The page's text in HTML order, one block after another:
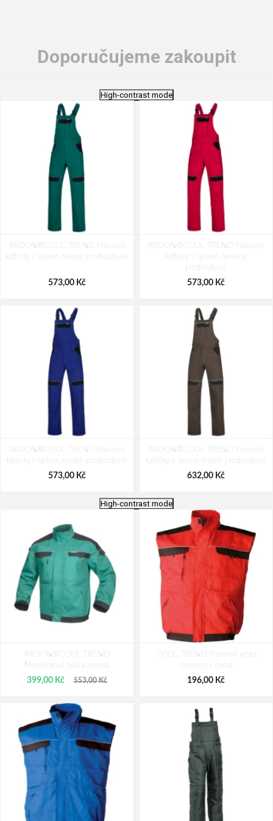
Doporučujeme zakoupit
High-contrast mode
ARDON®COOL TREND Pracovní
kalhoty s laclem zelené prodloužené
573,00 Kč
ARDON®COOL TREND Pracovní
kalhoty s laclem červené
prodloužené
573,00 Kč
ARDON®COOL TREND Pracovní
kalhoty s laclem modré prodloužené
573,00 Kč
ARDON®COOL TREND Pracovní
kalhoty s laclem hnědé prodloužené
632,00 Kč
kalhoty s laclem černé prodloužené
632,00 Kč
ARDON®COOL TREND Reflexní
kalhoty s laclem zelené
692,00 Kč
High-contrast mode
ARDON®COOL TREND
Montérková blůza zelená
399,00 Kč 553,00 Kč
COOL TREND Pracovní vesta
červeno / černá
196,00 Kč